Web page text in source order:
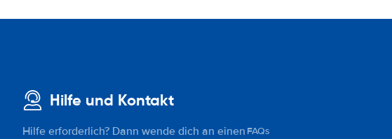
Hilfe und Kontakt
Hilfe erforderlich? Dann wende dich an einen FAQs